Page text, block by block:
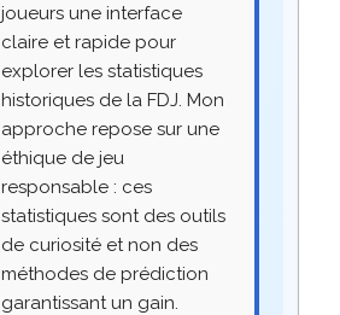
joueurs une interface
claire et rapide pour
explorer les statistiques
historiques de la FDJ. Mon
approche repose sur une
éthique de jeu
responsable : ces
statistiques sont des outils
de curiosité et non des
méthodes de prédiction
garantissant un gain.